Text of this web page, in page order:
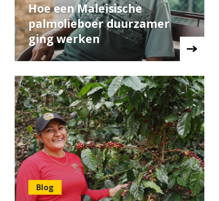
Hoe een Maleisische
palmolieboer duurzamer
ging werken
Blog